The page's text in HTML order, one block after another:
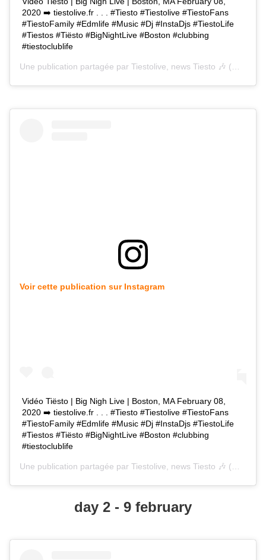
2020 ➡️ tiestolive.fr . . . #Tiesto #Tiestolive #TiestoFans
#TiestoFamily #Edmlife #Music #Dj #InstaDjs #TiestoLife
#Tiestos #Tiësto #BigNightLive #Boston #clubbing
#tiestoclublife
Une publication partagée par Tiestolive, news Tiesto 🎶 (@tiestolive_) le
Voir cette publication sur Instagram
Vidéo Tiësto | Big Nigh Live | Boston, MA February 08,
2020 ➡️ tiestolive.fr . . . #Tiesto #Tiestolive #TiestoFans
#TiestoFamily #Edmlife #Music #Dj #InstaDjs #TiestoLife
#Tiestos #Tiësto #BigNightLive #Boston #clubbing
#tiestoclublife
Une publication partagée par Tiestolive, news Tiesto 🎶 (@tiestolive_) le
day 2 - 9 february